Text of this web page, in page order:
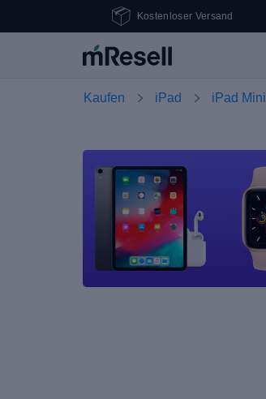
Kostenloser Versand
Kaufen iPad iPad Mini